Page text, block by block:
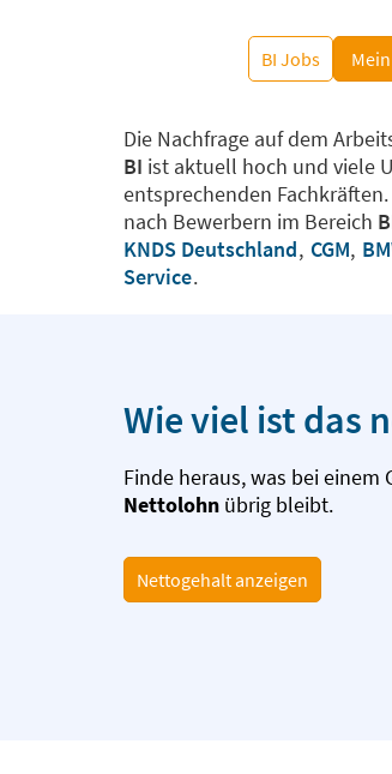
BI Jobs
Die Nachfrage auf dem
BI ist aktuell hoch und viele
entsprechenden
nach Bewerbern im Bereich
KNDS Deutschland, CGM,
Service.
Wie viel ist das
Finde heraus, was bei einem
Nettolohn übrig bleibt.
Nettogehalt anzeigen